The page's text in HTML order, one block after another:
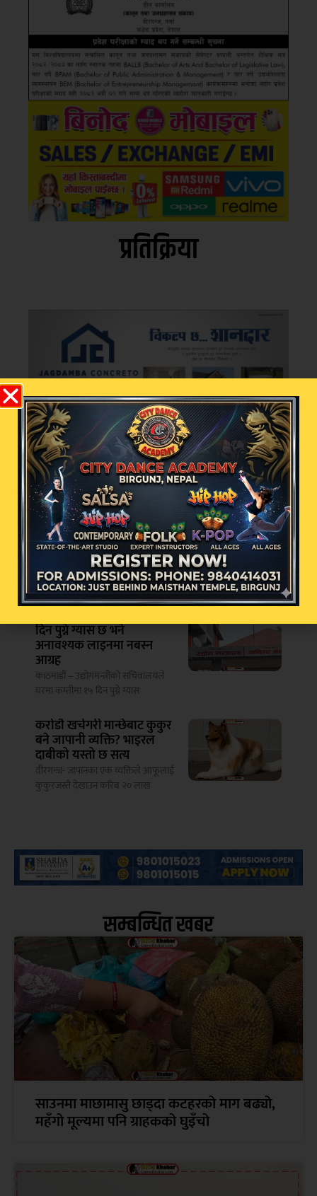
प्रतिक्रिया
भर्खरै चर्चामा
अमेरिकाले सर्त पूरा गरेपछि मात्र
हर्मुज जलमार्ग खुल्ने इरानको
अडान
काठमाडौं – इरानको इस्लामिक
रिभोलुसनरी गार्ड कोप्र्स (आईआरजीसी)ले
हर्मुज जलमार्गमा
दिन पुग्ने ग्यास छ भने
अनावश्यक लाइनमा नबस्न
आग्रह
काठमाडौं – उद्योगमन्त्रीको सचिवालयले
घरमा कम्तीमा १५ दिन पुग्ने ग्यास
करोडौ खर्चगरी मान्छेबाट कुकुर
बने जापानी व्यक्ति? भाइरल
दाबीको यस्तो छ सत्य
वीरगन्ज- जापानका एक व्यक्तिले आफूलाई
कुकुरजस्तै देखाउन करिब २० लाख
सम्बन्धित खबर
साउनमा माछामासु छाड्दा कटहरको माग बढ्यो,
महँगो मूल्यमा पनि ग्राहकको घुइँचो